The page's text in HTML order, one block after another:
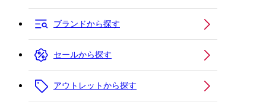
ブランドから探す
セールから探す
アウトレットから探す